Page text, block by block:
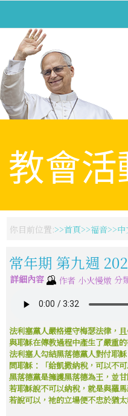
教會活
你目前位置: 首頁 福音
常年期 第九週
詳細內容 作者 小火慢燉 分
法利塞黨人嚴格遵守梅瑟法律，
與耶穌在傳教過程中產生了嚴重
法利塞人勾結黑落德黨人對付耶
問耶穌：「給凱撒納稅，可以不可
黑落德黨是擁護黑落德為王，並
若耶穌說不可以納稅，就是與羅
若說可以，祂的立場便不忠於猶